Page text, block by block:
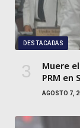
DESTACADAS
Muere
PRM en
AGOSTO 7,